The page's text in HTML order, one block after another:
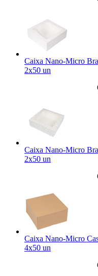
Caixa Nano-Micro
2x50 un
Caixa Nano-Micro
2x50 un
Caixa Nano-Micro
4x50 un